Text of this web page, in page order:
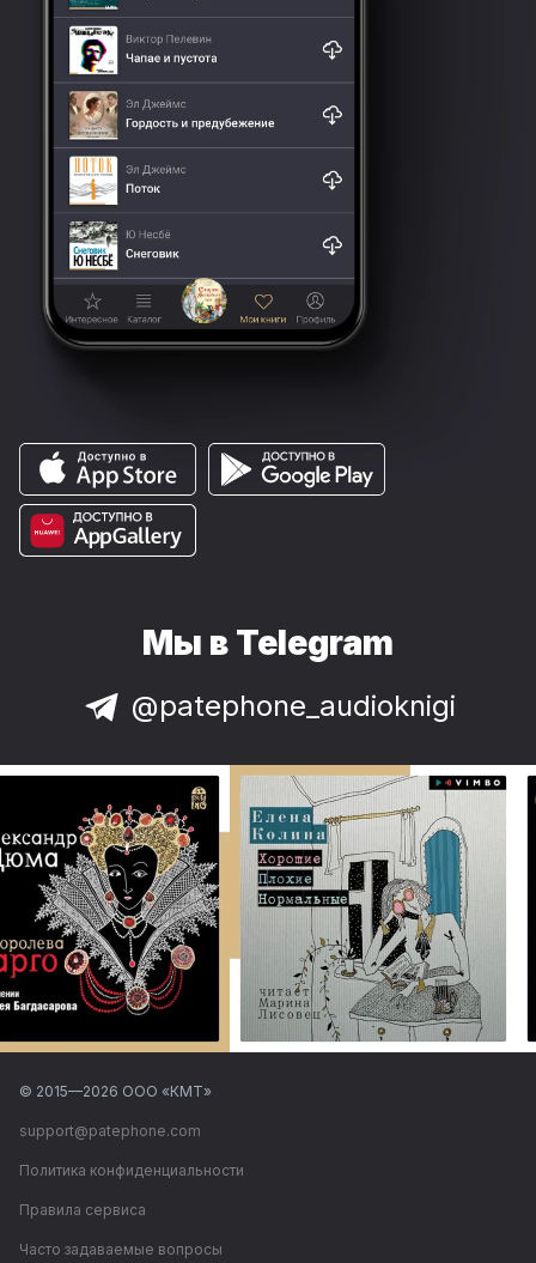
Мы в Telegram
@patephone_audioknigi
© 2015—2026 ООО «КМТ»
support@patephone.com
Политика конфиденциальности
Правила сервиса
Часто задаваемые вопросы